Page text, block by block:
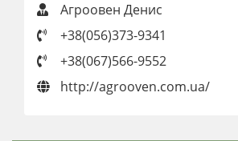
Агроовен Денис
+38(056)373-9341
+38(067)566-9552
http://agrooven.com.ua/